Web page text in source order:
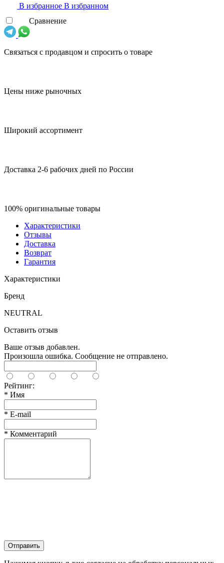
В избранноe В избранном
Сравнение
Связаться с продавцом и спросить о товаре
Цены ниже рыночных
Широкий ассортимент
Доставка 2-6 рабочих дней по России
100% оригинальные товары
Характеристики
Отзывы
Доставка
Возврат
Гарантия
Характеристики
Бренд
NEUTRAL
Оставить отзыв
Ваше отзыв добавлен.
Произошла ошибка. Сообщение не отправлено.
Рейтинг:
* Имя
* E-mail
* Комментарий
Отправить